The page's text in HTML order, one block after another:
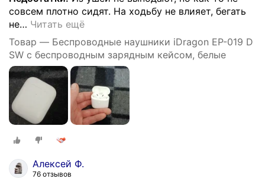
совсем плотно сидят. На ходьбу не влияет, бегать
не… Читать ещё
Товар — Беспроводные наушники iDragon EP-019 D
SW с беспроводным зарядным кейсом, белые
Алексей Ф.
76 отзывов